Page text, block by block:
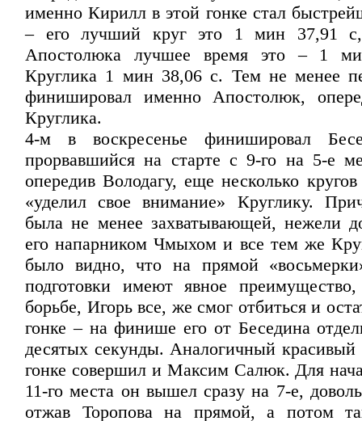
именно Кирилл в этой гонке стал
– его лучший круг это 1 мин 37,91
Апостолюка лучшее время это – 1
Круглика 1 мин 38,06 с. Тем не менее
финишировал именно Апостолюк,
Круглика.
4-м в воскресенье финишировал
прорвавшийся на старте с 9-го на 5-е
опередив Володагу, еще несколько
«уделил свое внимание» Круглику.
была не менее захватывающей, нежели
его напарником Чмыхом и все тем же
было видно, что на прямой
подготовки имеют явное
борьбе, Игорь все, же смог отбиться и
гонке – на финише его от Беседина
десятых секунды. Аналогичный красивый
гонке совершил и Максим Салюк. Для
11-го места он вышел сразу на 7-е,
отжав Торопова на прямой, а потом